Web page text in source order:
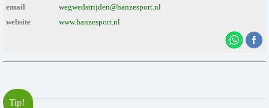
email
wegwedstrijden@hanzesport.nl
website
www.hanzesport.nl
Tip!